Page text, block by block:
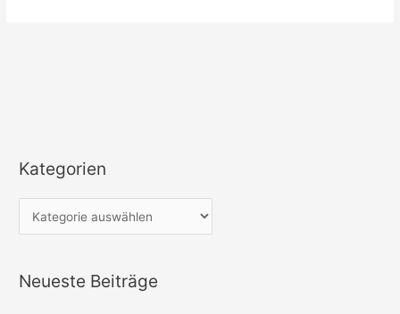
Kategorien
K
e
o
Neueste Beiträge